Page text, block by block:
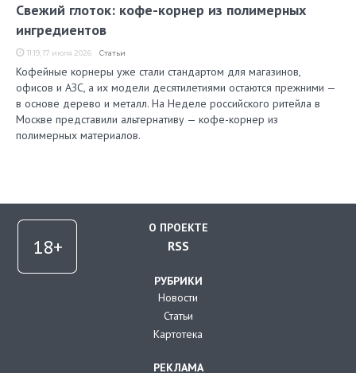
Свежий глоток: кофе-корнер из полимерных
ингредиентов
11:19, 17 июля 2026 Статьи
Кофейные корнеры уже стали стандартом для магазинов,
офисов и АЗС, а их модели десятилетиями остаются прежними —
в основе дерево и металл. На Неделе российского ритейла в
Москве представили альтернативу — кофе-корнер из
полимерных материалов.
О ПРОЕКТЕ
RSS
РУБРИКИ
Новости
Статьи
Картотека
РЕКЛАМА